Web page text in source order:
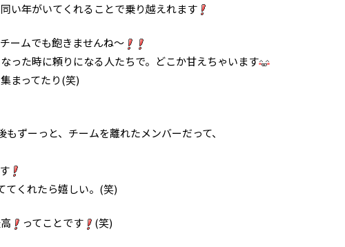
い年がいてくれることで乗り越えれます
ームでも飽きませんね～
った時に頼りになる人たちで。どこか甘えちゃいます
まってたり(笑)
ずーっと、チームを離れたメンバーだって、
てくれたら嬉しい。(笑)
ってことです (笑)